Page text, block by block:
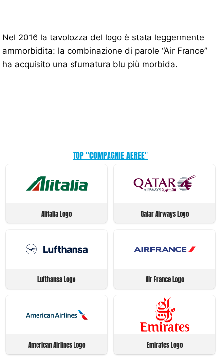
Nel 2016 la tavolozza del logo è stata leggermente
ammorbidita: la combinazione di parole “Air France”
ha acquisito una sfumatura blu più morbida.
TOP "COMPAGNIE AEREE"
Alitalia Logo Qatar Airways Logo
Lufthansa Logo Air France Logo
American Airlines Logo Emirates Logo